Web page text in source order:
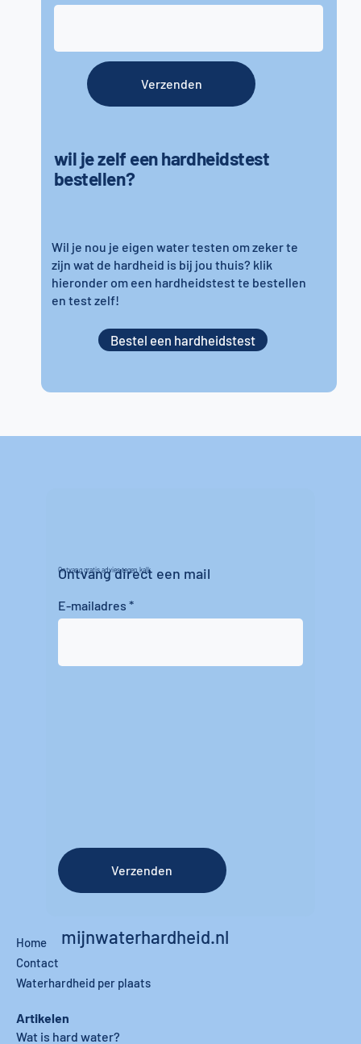
wil je zelf een hardheidstest
bestellen?
Wil je nou je eigen water testen om zeker te
zijn wat de hardheid is bij jou thuis? klik
hieronder om een hardheidstest te bestellen
en test zelf!
Verzenden
Bestel een hardheidstest
Ontvang gratis advies tegen kalk
Ontvang direct een mail
E-mailadres
Verzenden
mijnwaterhardheid.nl
Home
Contact
Waterhardheid per plaats
Artikelen
Wat is hard water?